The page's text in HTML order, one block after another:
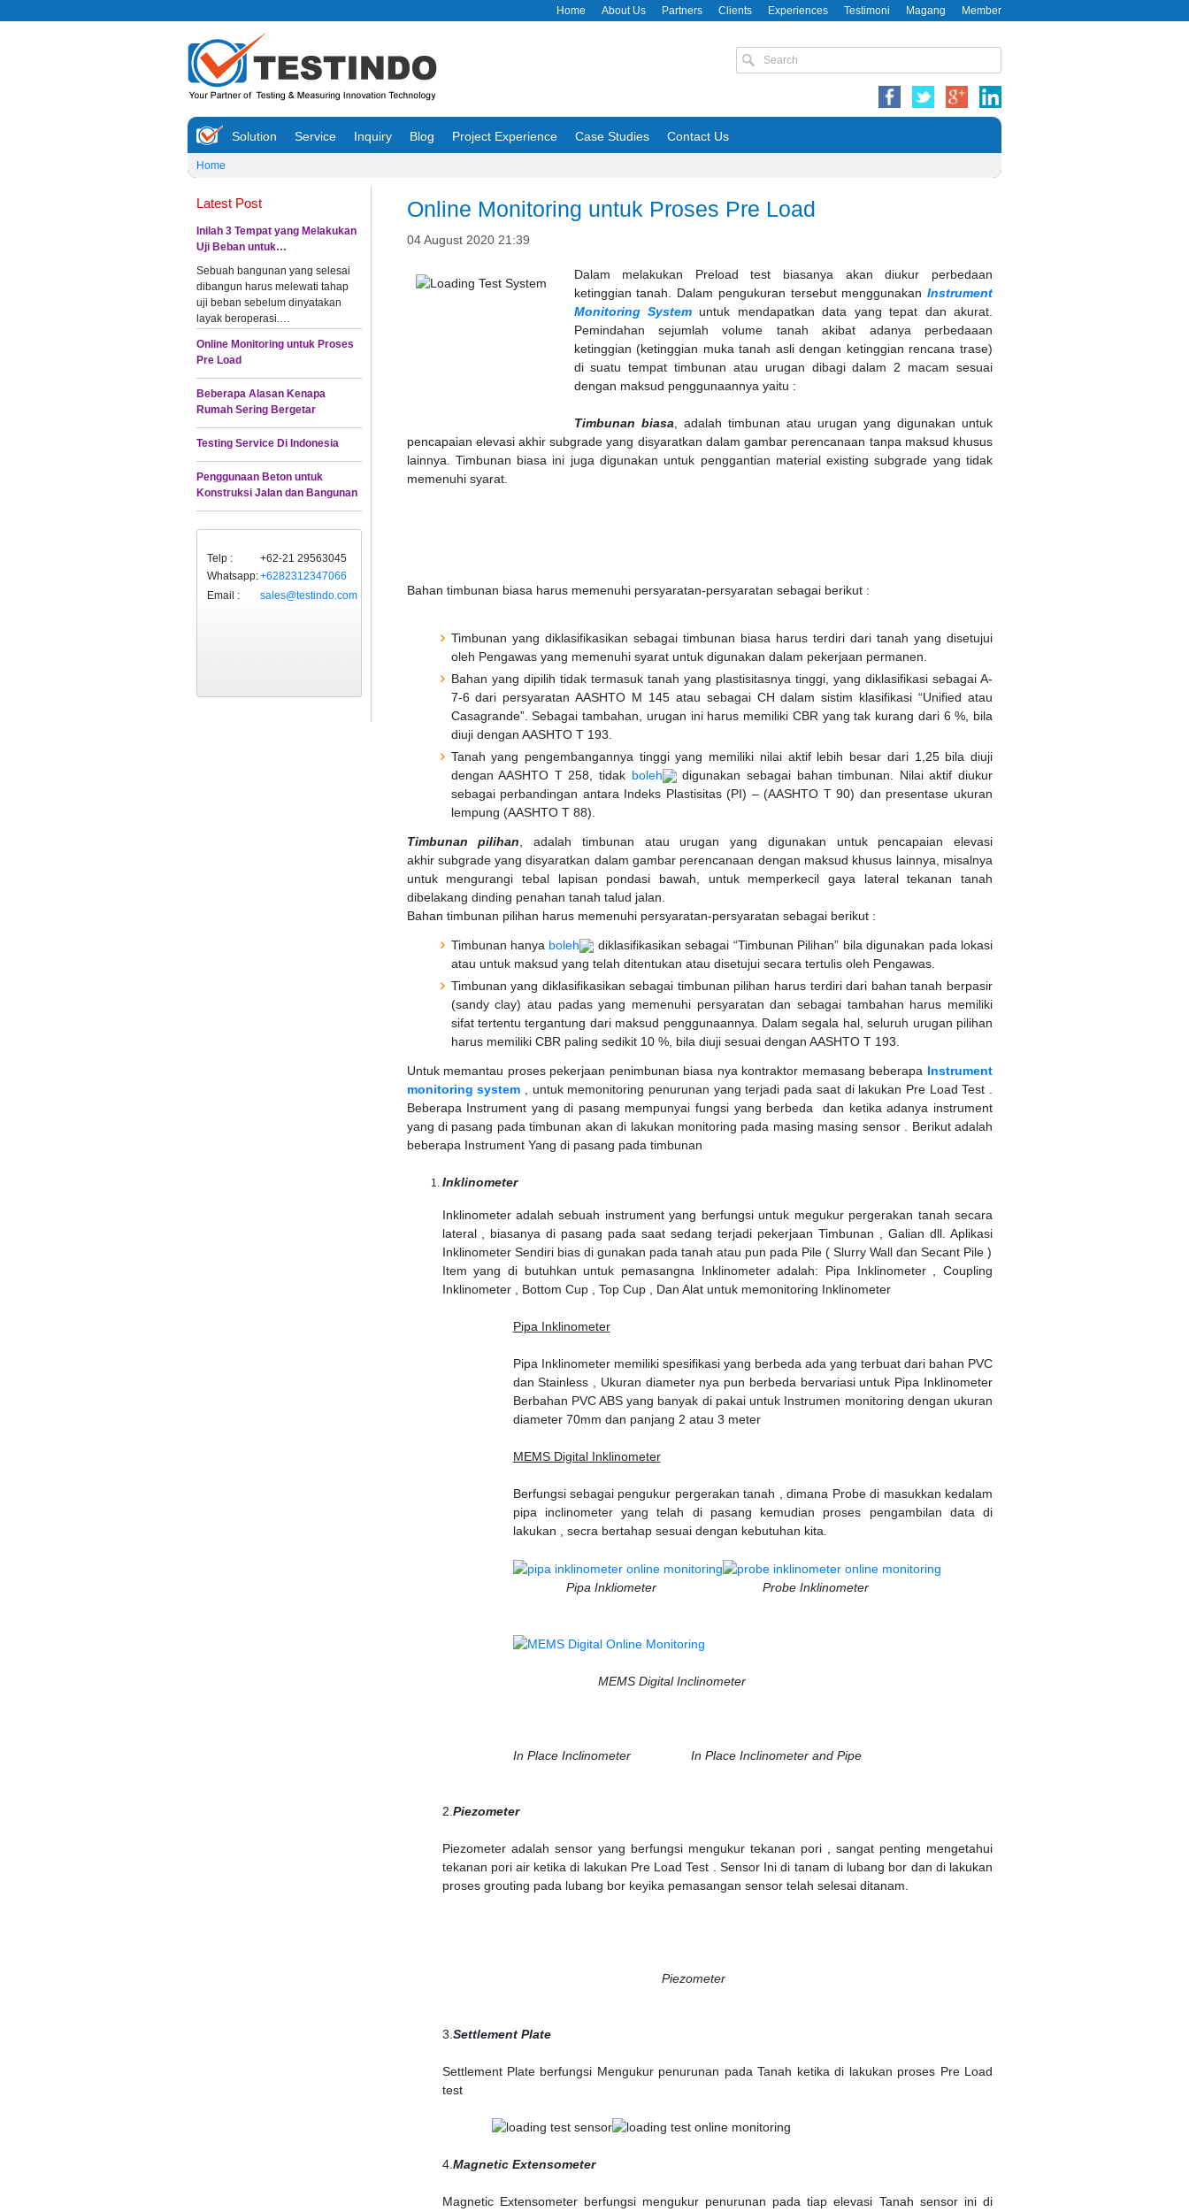
Home About Us Partners Clients Experiences Testimoni Magang Member
Solution Service Inquiry Blog Project Experience Case Studies Contact Us
Home
Latest Post
Inilah 3 Tempat yang Melakukan
Uji Beban untuk…
Sebuah bangunan yang selesai
dibangun harus melewati tahap
uji beban sebelum dinyatakan
layak beroperasi.…
Online Monitoring untuk Proses
Pre Load
Beberapa Alasan Kenapa
Rumah Sering Bergetar
Testing Service Di Indonesia
Penggunaan Beton untuk
Konstruksi Jalan dan Bangunan
Telp :
+62-21 29563045
Whatsapp:+6282312347066
Email :
sales@testindo.com
Online Monitoring untuk Proses Pre Load
04 August 2020 21:39
Dalam melakukan Preload test biasanya akan diukur perbedaan
ketinggian tanah. Dalam pengukuran tersebut menggunakan Instrument
Monitoring Systemuntuk mendapatkan data yang tepat dan akurat.
Pemindahan sejumlah volume tanah akibat adanya perbedaaan
ketinggian (ketinggian muka tanah asli dengan ketinggian rencana trase)
di suatu tempat timbunan atau urugan dibagi dalam 2 macam sesuai
dengan maksud penggunaannya yaitu :
Timbunan biasa , adalah timbunan atau urugan yang digunakan untuk
pencapaian elevasi akhir subgrade yang disyaratkan dalam gambar perencanaan tanpa maksud khusus
lainnya. Timbunan biasa ini juga digunakan untuk penggantian material existing subgrade yang tidak
memenuhi syarat.
Bahan timbunan biasa harus memenuhi persyaratan-persyaratan sebagai berikut :
Timbunan yang diklasifikasikan sebagai timbunan biasa harus terdiri dari tanah yang disetujui
oleh Pengawas yang memenuhi syarat untuk digunakan dalam pekerjaan permanen.
Bahan yang dipilih tidak termasuk tanah yang plastisitasnya tinggi, yang diklasifikasi sebagai A-
7-6 dari persyaratan AASHTO M 145 atau sebagai CH dalam sistim klasifikasi “Unified atau
Casagrande”. Sebagai tambahan, urugan ini harus memiliki CBR yang tak kurang dari 6 %, bila
diuji dengan AASHTO T 193.
Tanah yang pengembangannya tinggi yang memiliki nilai aktif lebih besar dari 1,25 bila diuji
dengan AASHTO T 258, tidak boleh
digunakan sebagai bahan timbunan. Nilai aktif diukur
sebagai perbandingan antara Indeks Plastisitas (PI) – (AASHTO T 90) dan presentase ukuran
lempung (AASHTO T 88).
Timbunan pilihan , adalah timbunan atau urugan yang digunakan untuk pencapaian elevasi
akhir subgrade yang disyaratkan dalam gambar perencanaan dengan maksud khusus lainnya, misalnya
untuk mengurangi tebal lapisan pondasi bawah, untuk memperkecil gaya lateral tekanan tanah
dibelakang dinding penahan tanah talud jalan.
Bahan timbunan pilihan harus memenuhi persyaratan-persyaratan sebagai berikut :
Timbunan hanya boleh
diklasifikasikan sebagai “Timbunan Pilihan” bila digunakan pada lokasi
atau untuk maksud yang telah ditentukan atau disetujui secara tertulis oleh Pengawas.
Timbunan yang diklasifikasikan sebagai timbunan pilihan harus terdiri dari bahan tanah berpasir
(sandy clay) atau padas yang memenuhi persyaratan dan sebagai tambahan harus memiliki
sifat tertentu tergantung dari maksud penggunaannya. Dalam segala hal, seluruh urugan pilihan
harus memiliki CBR paling sedikit 10 %, bila diuji sesuai dengan AASHTO T 193.
Untuk memantau proses pekerjaan penimbunan biasa nya kontraktor memasang beberapa Instrument
monitoring system , untuk memonitoring penurunan yang terjadi pada saat di lakukan Pre Load Test .
Beberapa Instrument yang di pasang mempunyai fungsi yang berbeda dan ketika adanya instrument
yang di pasang pada timbunan akan di lakukan monitoring pada masing masing sensor . Berikut adalah
beberapa Instrument Yang di pasang pada timbunan
Inklinometer
Inklinometer adalah sebuah instrument yang berfungsi untuk megukur pergerakan tanah secara
lateral , biasanya di pasang pada saat sedang terjadi pekerjaan Timbunan , Galian dll. Aplikasi
Inklinometer Sendiri bias di gunakan pada tanah atau pun pada Pile ( Slurry Wall dan Secant Pile )
Item yang di butuhkan untuk pemasangna Inklinometer adalah: Pipa Inklinometer , Coupling
Inklinometer , Bottom Cup , Top Cup , Dan Alat untuk memonitoring Inklinometer
Pipa Inklinometer
Pipa Inklinometer memiliki spesifikasi yang berbeda ada yang terbuat dari bahan PVC
dan Stainless , Ukuran diameter nya pun berbeda bervariasi untuk Pipa Inklinometer
Berbahan PVC ABS yang banyak di pakai untuk Instrumen monitoring dengan ukuran
diameter 70mm dan panjang 2 atau 3 meter
MEMS Digital Inklinometer
Berfungsi sebagai pengukur pergerakan tanah , dimana Probe di masukkan kedalam
pipa inclinometer yang telah di pasang kemudian proses pengambilan data di
lakukan , secra bertahap sesuai dengan kebutuhan kita.
Pipa Inkliometer Probe Inklinometer
MEMS Digital Inclinometer
In Place Inclinometer In Place Inclinometer and Pipe
2. Piezometer
Piezometer adalah sensor yang berfungsi mengukur tekanan pori , sangat penting mengetahui
tekanan pori air ketika di lakukan Pre Load Test . Sensor Ini di tanam di lubang bor dan di lakukan
proses grouting pada lubang bor keyika pemasangan sensor telah selesai ditanam.
Piezometer
3. Settlement Plate
Settlement Plate berfungsi Mengukur penurunan pada Tanah ketika di lakukan proses Pre Load
test
4.Magnetic Extensometer
Magnetic Extensometer berfungsi mengukur penurunan pada tiap elevasi Tanah sensor ini di